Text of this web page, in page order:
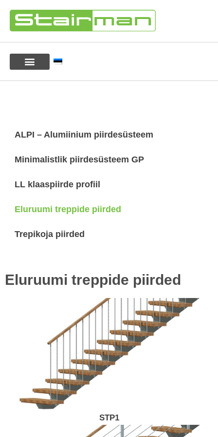
ALPI – Alumiinium piirdesüsteem
Minimalistlik piirdesüsteem GP
LL klaaspiirde profiil
Eluruumi treppide piirded
Trepikoja piirded
Eluruumi treppide piirded
STP1